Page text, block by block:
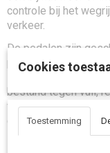
controle bij het
verkeer.
De pedalen zijn
passen ook op de
sluiten goed aan bij
bestand tegen vuil,
vervanging bij
grip geven.
Cookies
Toestemming